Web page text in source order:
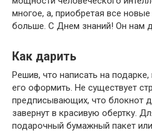
многое, а, приобретая все
больше. С Днем знаний! Он нам
Как дарить
Решив, что написать на
его оформить. Не существует
предписывающих, что блокнот
завернут в красивую обертку.
подарочный бумажный пакет